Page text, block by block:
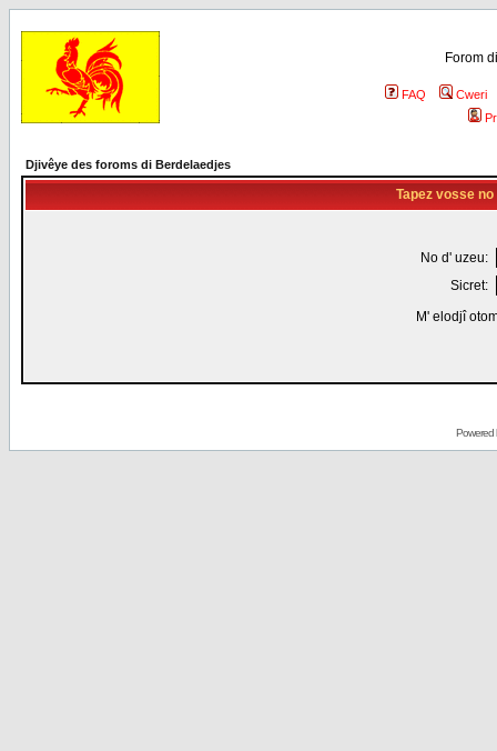
Forom
FAQ
Cweri
Djivêye des foroms di Berdelaedjes
Tapez vosse
No d' uzeu:
Sicret:
M' elodjî
Powered